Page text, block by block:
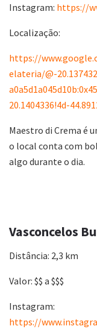
Instagram: https://
Localização:
https://
elateria/@-
20.1404336!4d-
Maestro di Crema é
o local conta com
algo durante o dia.
Vasconcelos
Distância: 2,3 km
Valor: $$ a $$$
Instagram:
https://